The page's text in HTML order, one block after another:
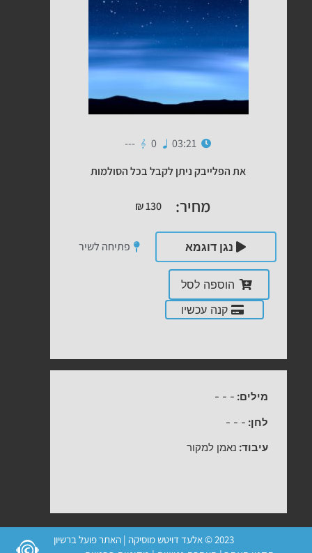
03:21
0
---
את הפלייבק ניתן לקבל בכל הסולמות
מחיר: ₪130
נגן דוגמא פתיחה לשיר
הוספה לסל
קנה עכשיו
מילים: -
-
-
לחן: -
-
-
עיבוד: נאמן למקור
2023 © אלעד דויטש מוסיקה | האתר פועל ברשיון